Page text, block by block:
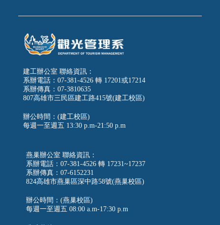
建工辦公室 聯絡資訊：
系辦電話：07-381-4526 轉 17201或17214
系辦傳真：07-3810635
807高雄市三民區建工路415號(建工校區)
辦公時間：(建工校區)
每週一至週五 13:30 p.m-21:50 p.m
燕巢辦公室 聯絡資訊：
系辦電話：07-381-4526 轉 17231~17237
系辦傳真：07-6152231
824高雄市燕巢區深中路58號(燕巢校區)
辦公時間：(燕巢校區)
每週一至週五 08:00 a.m-17:30 p.m